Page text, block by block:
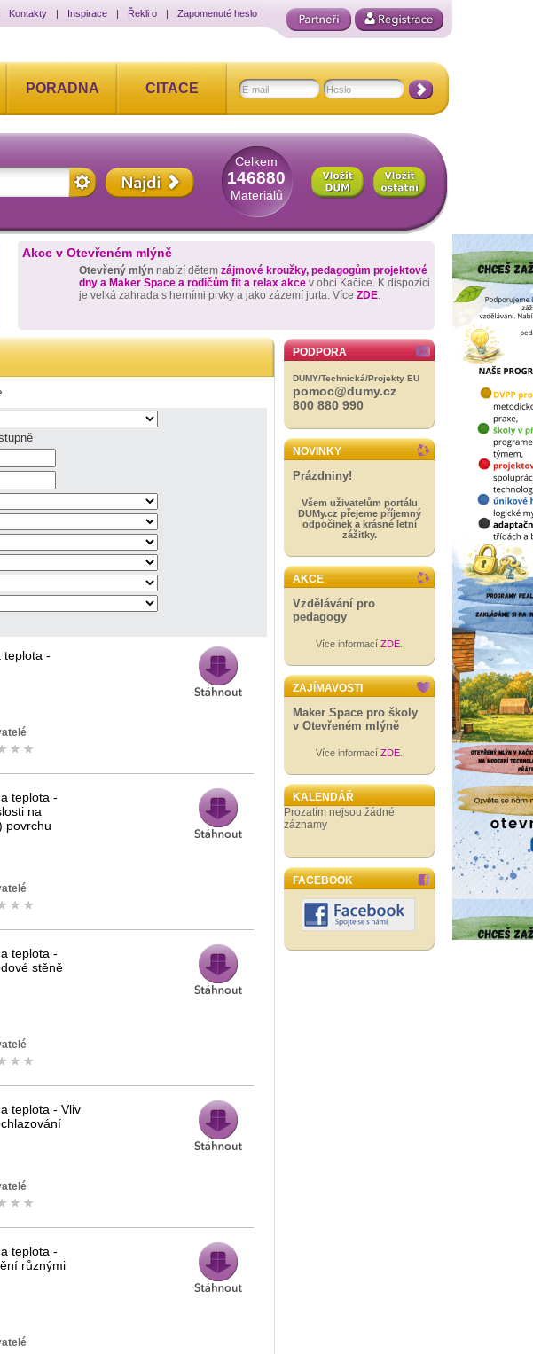
Kontakty | Inspirace | Řekli o | Zapomenuté heslo
PORADNA CITACE
Celkem
146880
Materiálů
Akce v Otevřeném mlýně
Otevřený mlýn nabízí dětem zájmové kroužky, pedagogům projektové
dny a Maker Space a rodičům fit a relax akce v obci Kačice. K dispozici
je velká zahrada s herními prvky a jako zázemí jurta. Více ZDE.
teplota -
teplota -
na
povrchu
teplota -
stěně
teplota - Vliv
teplota -
různými
PODPORA
DUMY/Technická/Projekty EU
pomoc@dumy.cz
800 880 990
NOVINKY
Prázdniny!
Všem uživatelům portálu
DUMy.cz přejeme příjemný
odpočinek a krásné letní
zážitky.
AKCE
Vzdělávání pro
pedagogy
Více informací ZDE
ZAJÍMAVOSTI
Maker Space pro školy
v Otevřeném mlýně
Více informací ZDE
KALENDÁŘ
Prozatím nejsou žádné
záznamy
FACEBOOK